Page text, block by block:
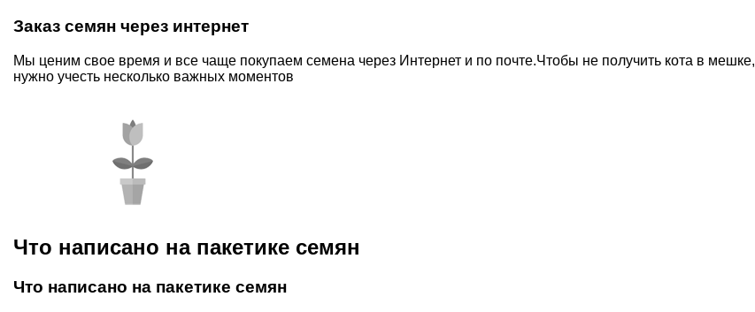
Заказ семян через интернет
Мы ценим свое время и все чаще покупаем семена через Интернет и по почте.Чтобы не получить кота в мешке,
нужно учесть несколько важных моментов
Что написано на пакетике семян
Что написано на пакетике семян